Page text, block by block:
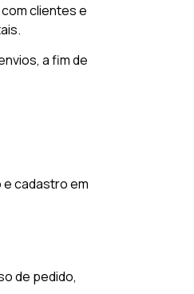
clientes e
a fim de
cadastro em
de pedido,